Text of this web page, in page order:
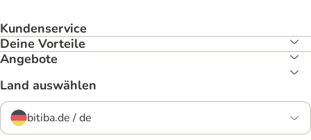
Kundenservice
Deine Vorteile
Angebote
Land auswählen
bitiba.de / de